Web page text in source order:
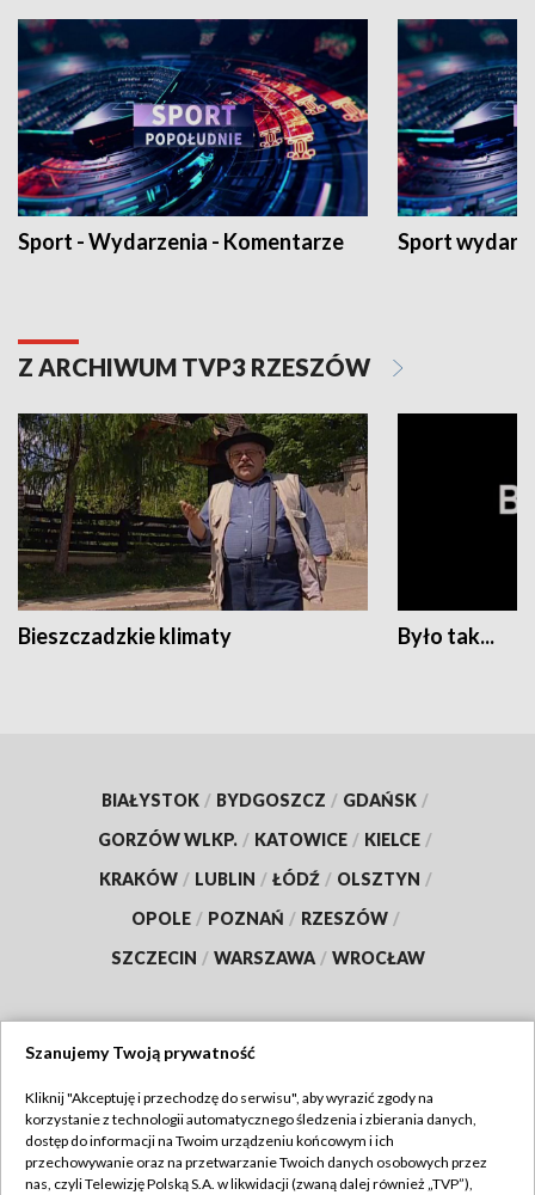
Sport - Wydarzenia - Komentarze Sport
Z ARCHIWUM TVP3 RZESZÓW
Bieszczadzkie klimaty Było tak...
BIAŁYSTOK / BYDGOSZCZ / GDAŃSK /
GORZÓW WLKP. / KATOWICE / KIELCE /
KRAKÓW / LUBLIN / ŁÓDŹ / OLSZTYN /
OPOLE / POZNAŃ / RZESZÓW /
SZCZECIN / WARSZAWA / WROCŁAW
TVP
Abonament TVP
Regulamin TVP
Szanujemy Twoją prywatność
Kliknij "Akceptuję i przechodzę do serwisu", aby wyrazić zgody na
korzystanie z technologii automatycznego śledzenia i zbierania danych,
dostęp do informacji na Twoim urządzeniu końcowym i ich
przechowywanie oraz na przetwarzanie Twoich danych osobowych przez
nas, czyli Telewizję Polską S.A. w likwidacji (zwaną dalej również „TVP”),